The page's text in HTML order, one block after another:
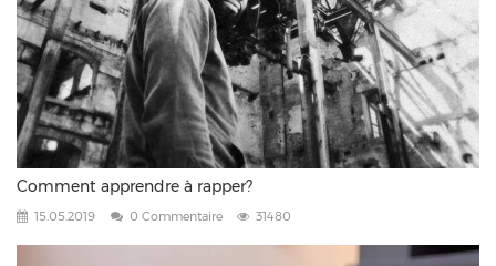
Comment apprendre à rapper?
15.05.2019 0 Commentaire 31480